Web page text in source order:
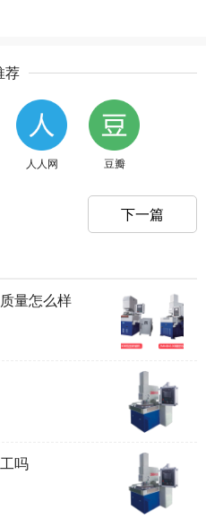
荐
人人网 豆瓣
下一篇
量怎么样
吗